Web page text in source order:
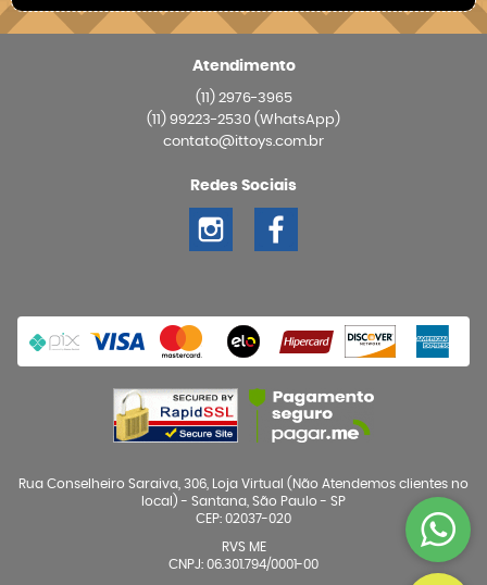
Atendimento
(11)2976-3965
(11) 99223-2530 (WhatsApp)
contato@ittoys.com.br
Redes Sociais
Rua Conselheiro Saraiva, 306, Loja Virtual (Não Atendemos clientes no
local) - Santana, São Paulo - SP
CEP: 02037-020
RVS ME
CNPJ: 06.301.794/0001-00